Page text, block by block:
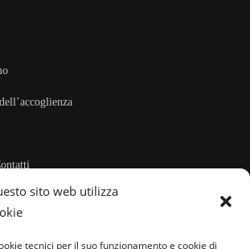
sito web utilizza
tecnici per il suo funzionamento e cookie di